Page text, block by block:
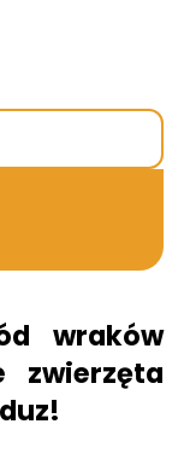
wraków
zwierzęta